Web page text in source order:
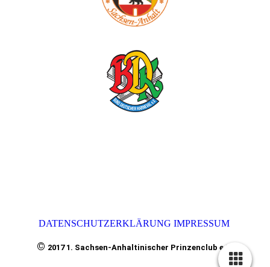
DATENSCHUTZERKLÄRUNG IMPRESSUM
© 2017 1. Sachsen-Anhaltinischer Prinzenclub e.V.